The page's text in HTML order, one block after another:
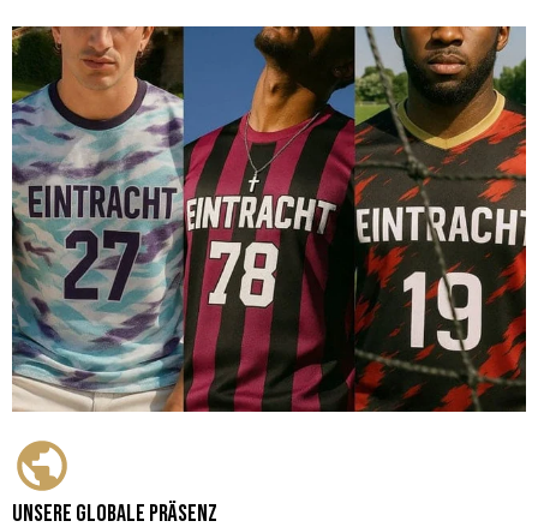
Unsere globale Präsenz